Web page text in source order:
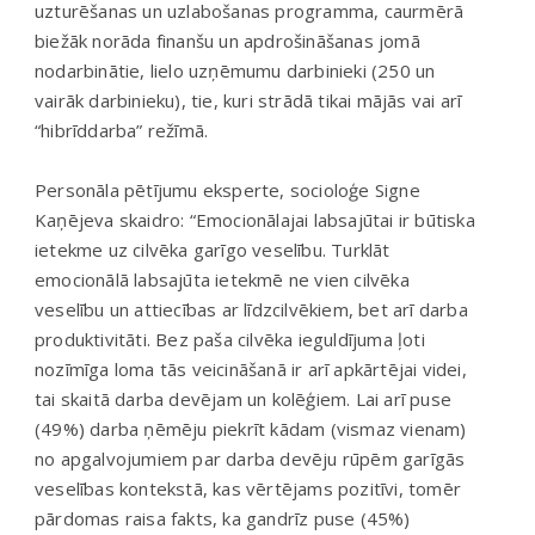
uzturēšanas un uzlabošanas programma, caurmērā
biežāk norāda finanšu un apdrošināšanas jomā
nodarbinātie, lielo uzņēmumu darbinieki (250 un
vairāk darbinieku), tie, kuri strādā tikai mājās vai arī
“hibrīddarba” režīmā.
Personāla pētījumu eksperte, socioloģe Signe
Kaņējeva skaidro: “Emocionālajai labsajūtai ir būtiska
ietekme uz cilvēka garīgo veselību. Turklāt
emocionālā labsajūta ietekmē ne vien cilvēka
veselību un attiecības ar līdzcilvēkiem, bet arī darba
produktivitāti. Bez paša cilvēka ieguldījuma ļoti
nozīmīga loma tās veicināšanā ir arī apkārtējai videi,
tai skaitā darba devējam un kolēģiem. Lai arī puse
(49%) darba ņēmēju piekrīt kādam (vismaz vienam)
no apgalvojumiem par darba devēju rūpēm garīgās
veselības kontekstā, kas vērtējams pozitīvi, tomēr
pārdomas raisa fakts, ka gandrīz puse (45%)